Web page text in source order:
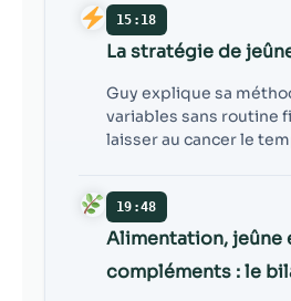
15:18
La stratégie de
Guy explique sa
variables sans routine
laisser au cancer le
19:48
Alimentation, jeûne
compléments : le